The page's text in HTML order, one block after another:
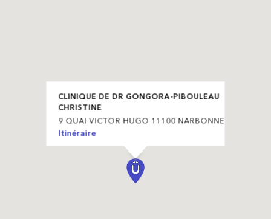
CLINIQUE DE DR GONGORA-PIBOULEAU
CHRISTINE
9 QUAI VICTOR HUGO 11100 NARBONNE
Itinéraire